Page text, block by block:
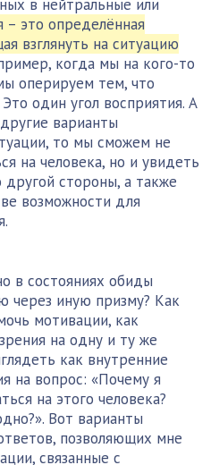
в нейтральные или
– это определённая
взглянуть на ситуацию
когда мы на кого-то
оперируем тем, что
один угол восприятия. А
варианты
то мы сможем не
на человека, но и увидеть
стороны, а также
возможности для
в состояниях обиды
через иную призму? Как
мотивации, как
на одну и ту же
как внутренние
на вопрос: «Почему я
на этого человека?
Вот варианты
позволяющих мне
связанные с